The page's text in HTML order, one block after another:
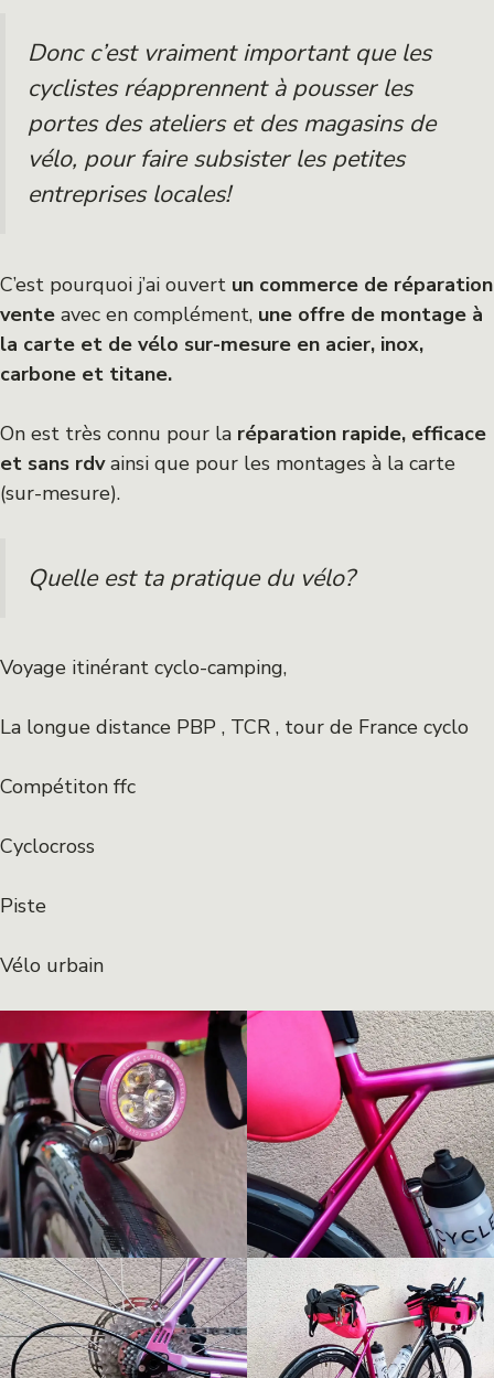
Donc c’est vraiment important que les
cyclistes réapprennent à pousser les
portes des ateliers et des magasins de
vélo, pour faire subsister les petites
entreprises locales!
C’est pourquoi j’ai ouvert un commerce de réparation
vente avec en complément, une offre de montage à
la carte et de vélo sur-mesure en acier, inox,
carbone et titane.
On est très connu pour la réparation rapide, efficace
et sans rdvainsi que pour les montages à la carte
(sur-mesure).
Quelle est ta pratique du vélo?
Voyage itinérant cyclo-camping,
La longue distance PBP , TCR , tour de France cyclo
Compétiton ffc
Cyclocross
Piste
Vélo urbain